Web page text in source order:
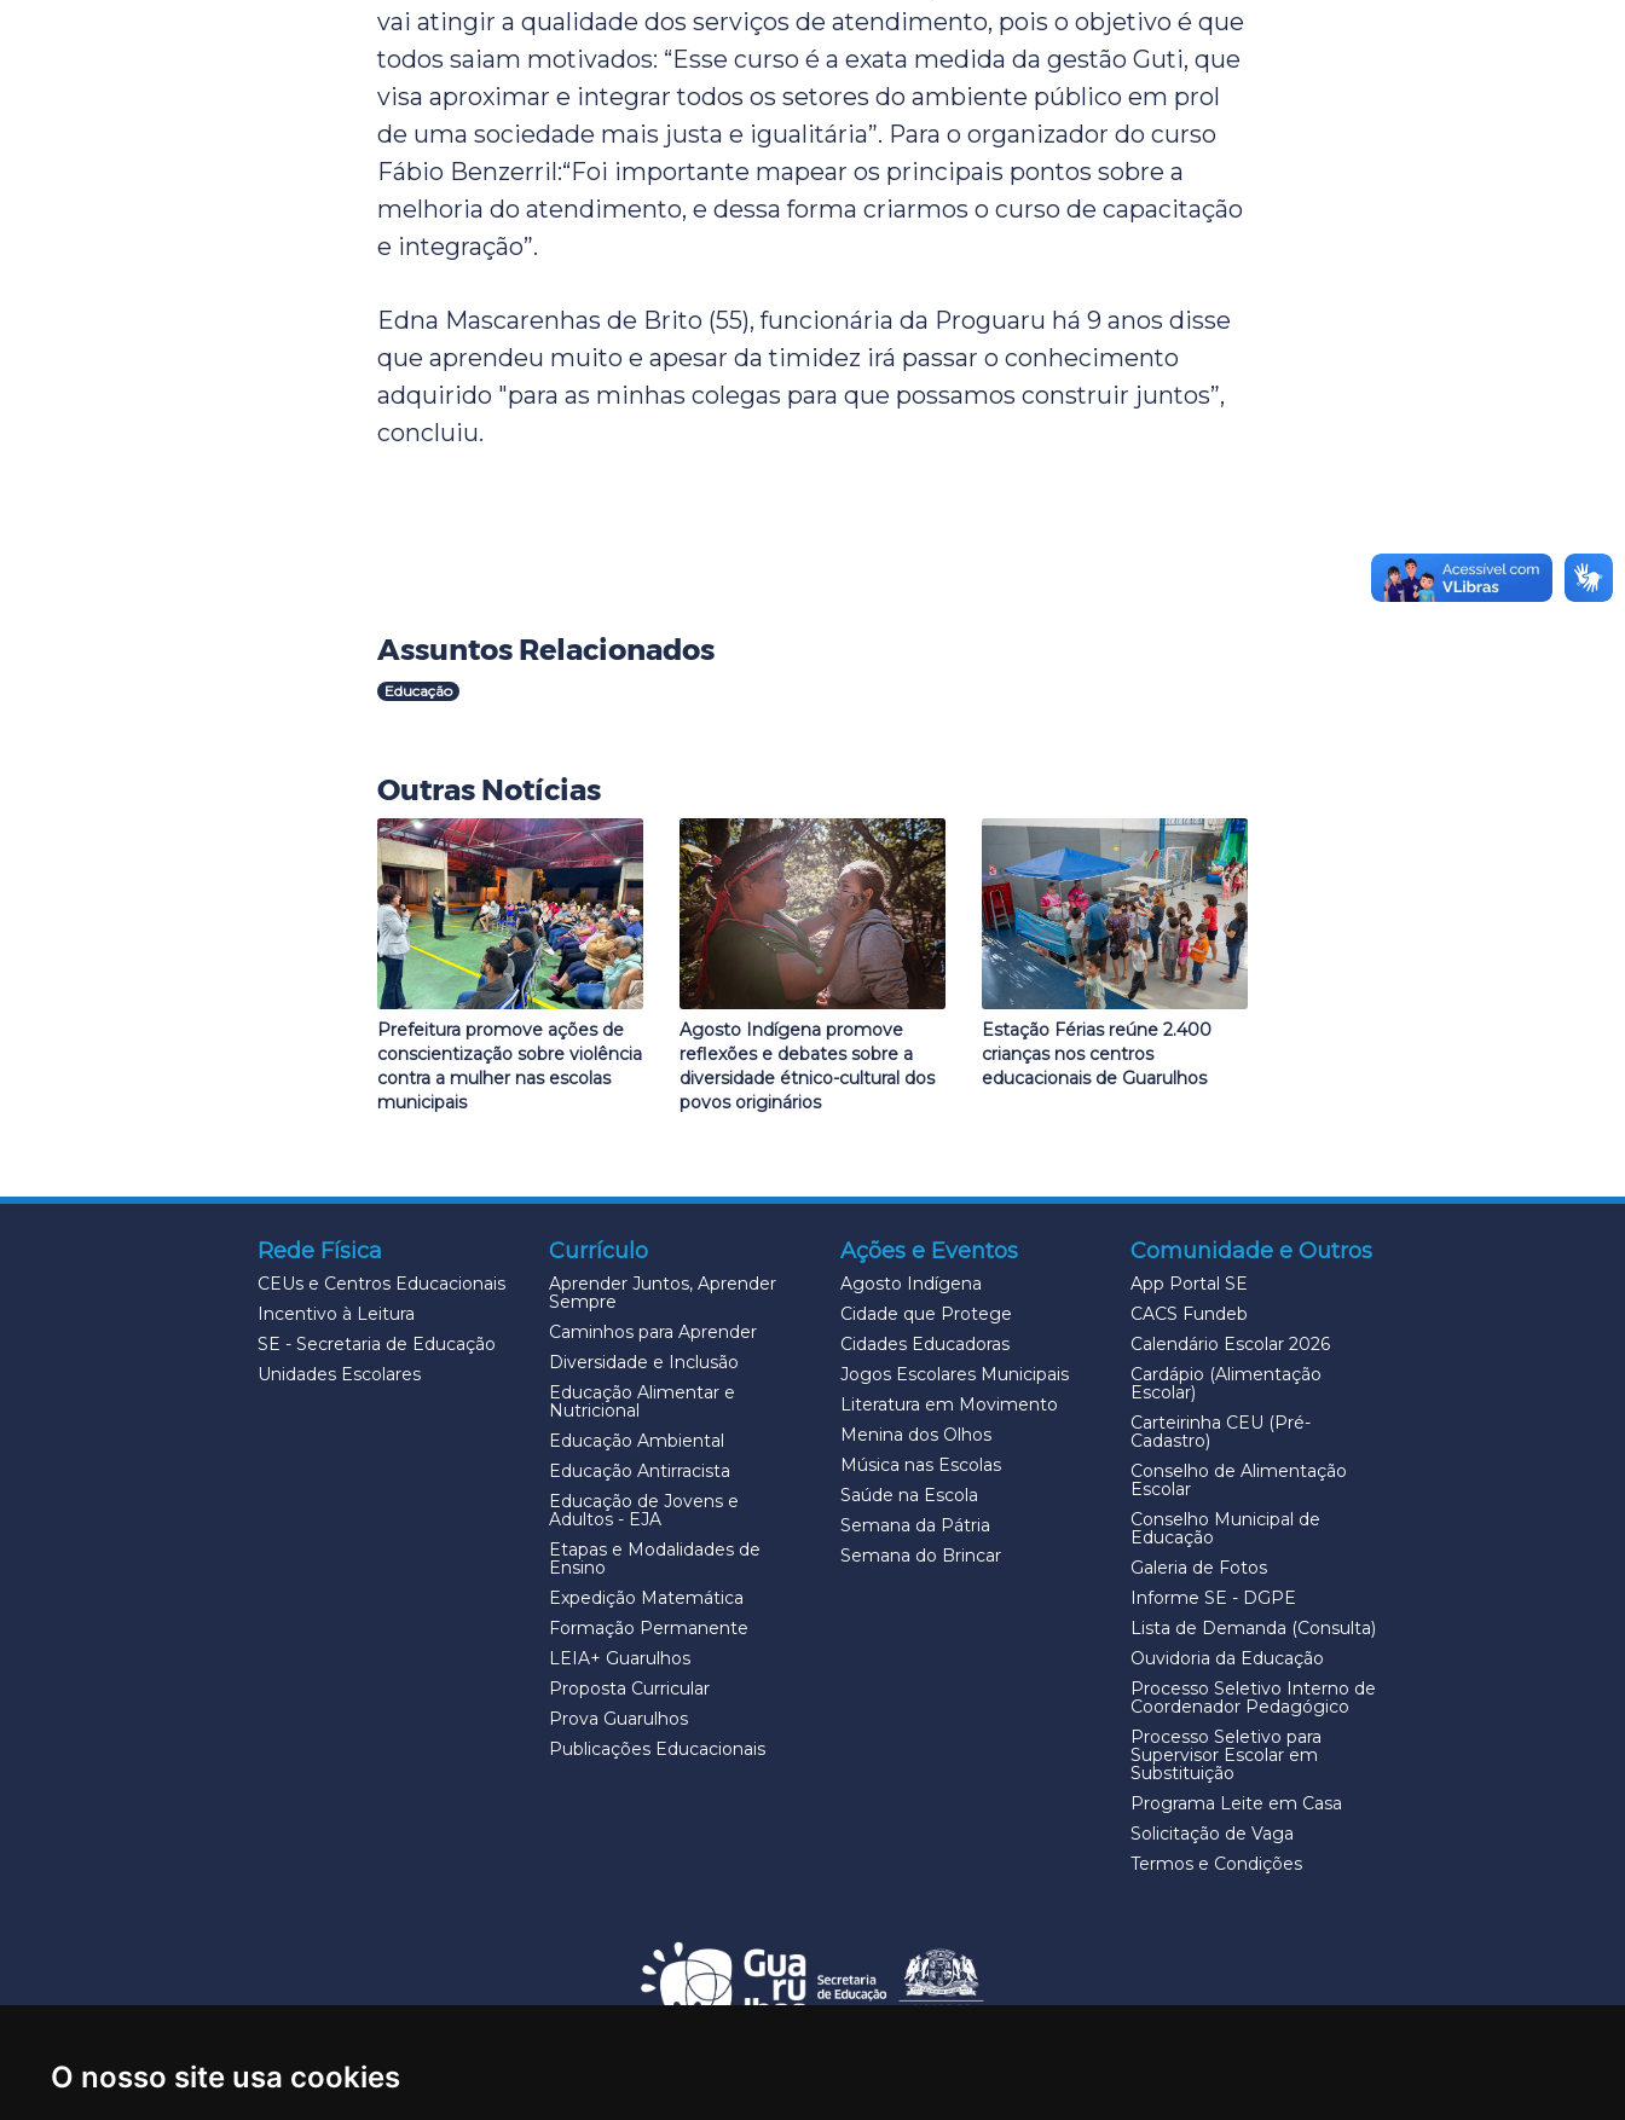
O nosso site usa cookies
vai atingir a qualidade dos serviços de atendimento, pois o objetivo é que
todos saiam motivados: “Esse curso é a exata medida da gestão Guti, que
visa aproximar e integrar todos os setores do ambiente público em prol
de uma sociedade mais justa e igualitária”. Para o organizador do curso
Fábio Benzerril:“Foi importante mapear os principais pontos sobre a
melhoria do atendimento, e dessa forma criarmos o curso de capacitação
e integração”.
Edna Mascarenhas de Brito (55), funcionária da Proguaru há 9 anos disse
que aprendeu muito e apesar da timidez irá passar o conhecimento
adquirido "para as minhas colegas para que possamos construir juntos”,
concluiu.
Assuntos Relacionados
Educação
Outras Notícias
Prefeitura promove ações de
conscientização sobre violência
contra a mulher nas escolas
municipais
Agosto Indígena promove
reflexões e debates sobre a
diversidade étnico-cultural dos
povos originários
Estação Férias reúne 2.400
crianças nos centros
educacionais de Guarulhos
Rede Física
CEUs e Centros Educacionais
Incentivo à Leitura
SE - Secretaria de Educação
Unidades Escolares
Currículo
Aprender Juntos, Aprender
Sempre
Caminhos para Aprender
Diversidade e Inclusão
Educação Alimentar e
Nutricional
Educação Ambiental
Educação Antirracista
Educação de Jovens e
Adultos - EJA
Etapas e Modalidades de
Ensino
Expedição Matemática
Formação Permanente
LEIA+ Guarulhos
Proposta Curricular
Prova Guarulhos
Publicações Educacionais
Ações e Eventos
Agosto Indígena
Cidade que Protege
Cidades Educadoras
Jogos Escolares Municipais
Literatura em Movimento
Menina dos Olhos
Música nas Escolas
Saúde na Escola
Semana da Pátria
Semana do Brincar
Comunidade e Outros
App Portal SE
CACS Fundeb
Calendário Escolar 2026
Cardápio (Alimentação
Escolar)
Carteirinha CEU (Pré-
Cadastro)
Conselho de Alimentação
Escolar
Conselho Municipal de
Educação
Galeria de Fotos
Informe SE - DGPE
Lista de Demanda (Consulta)
Ouvidoria da Educação
Processo Seletivo Interno de
Coordenador Pedagógico
Processo Seletivo para
Supervisor Escolar em
Substituição
Programa Leite em Casa
Solicitação de Vaga
Termos e Condições